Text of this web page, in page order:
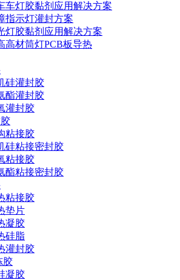
车灯胶黏剂应用解决方案
指示灯灌封方案
灯胶黏剂应用解决方案
高材筒灯PCB板导热
硅灌封胶
酯灌封胶
灌封胶
粘接胶
硅粘接密封胶
粘接胶
酯粘接密封胶
粘接胶
垫片
凝胶
硅脂
灌封胶
胶
凝胶